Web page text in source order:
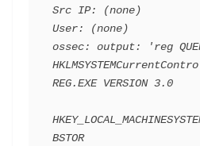
Src IP: (none)
User: (none)
ossec: output: 'reg
REG.EXE VERSION 3.0
BSTOR